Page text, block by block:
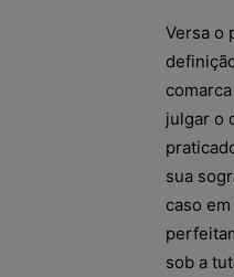
Versa o
julgar o
sua
caso
sob a